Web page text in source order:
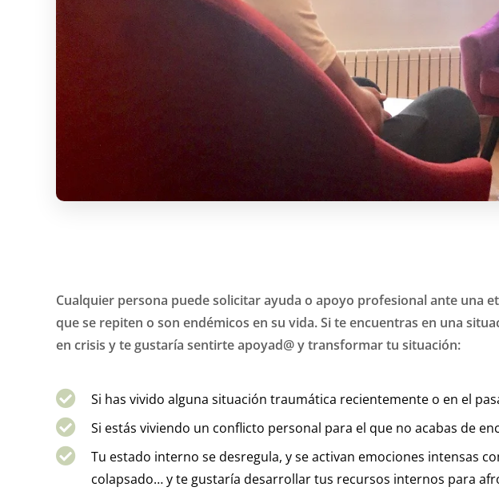
Cualquier persona puede solicitar ayuda o apoyo profesional ante
que se repiten o son endémicos en su vida. Si te encuentras en una
en crisis y te gustaría sentirte apoyad@ y transformar tu situación:
Si has vivido alguna situación traumática recientemente o en el
Si estás viviendo un conflicto personal para el que no acabas de
Tu estado interno se desregula, y se activan emociones intensas
colapsado… y te gustaría desarrollar tus recursos internos para